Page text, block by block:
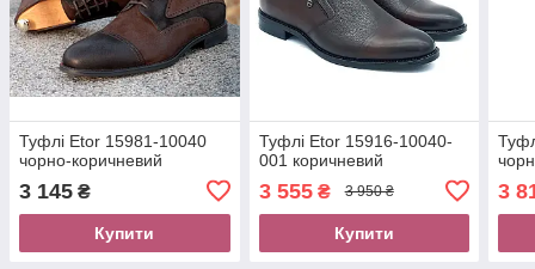
Туфлі Etor 15981-10040
чорно-коричневий
3 145 ₴
Купити
Туфлі Etor 15916-10040-
001 коричневий
3 555₴ 3 950 ₴
Купити
3